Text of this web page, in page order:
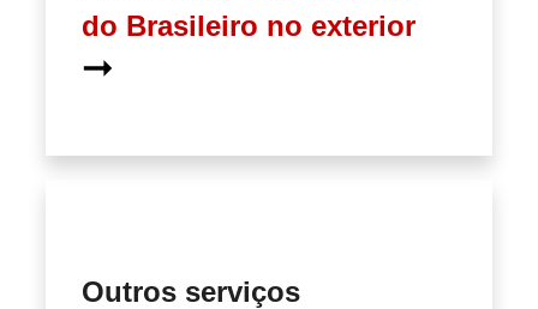
do Brasileiro no exterior
➞
Outros serviços